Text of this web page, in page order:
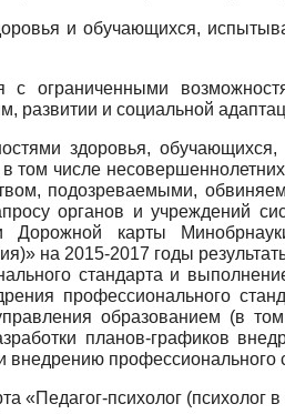
и обучающихся,
с ограниченными
развитии и социальной
здоровья,
том числе
подозреваемыми,
органов и учреждений
Дорожной карты
на 2015-2017 годы
стандарта и
профессионального
образованием (в
планов-графиков
профессионального
психолог (психолог